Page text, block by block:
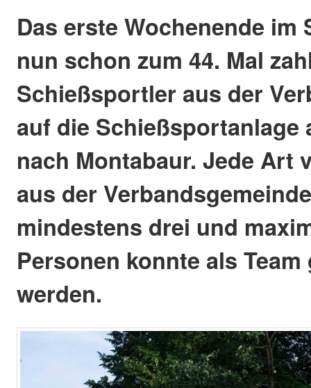
Das erste Wochenende im
nun schon zum 44. Mal
Schießsportler aus der
auf die Schießsportanlage
nach Montabaur. Jede Art
aus der
mindestens drei und
Personen konnte als Team
werden.